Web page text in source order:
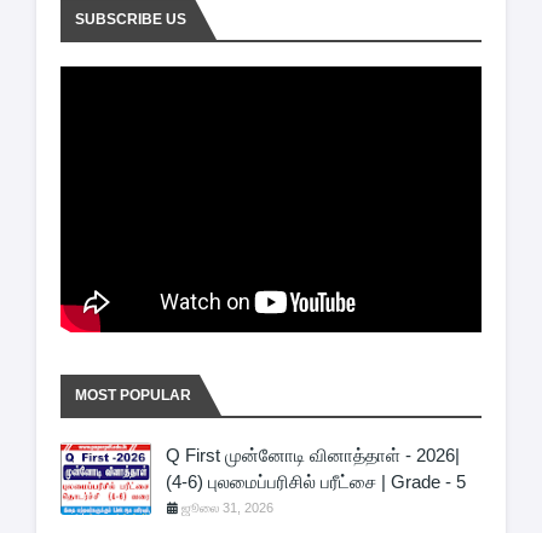
SUBSCRIBE US
MOST POPULAR
Q First முன்னோடி வினாத்தாள் - 2026|
(4-6) புலமைப்பரிசில் பரீட்சை | Grade - 5
ஜூலை 31, 2026